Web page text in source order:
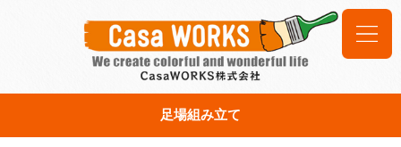
足場組み立て